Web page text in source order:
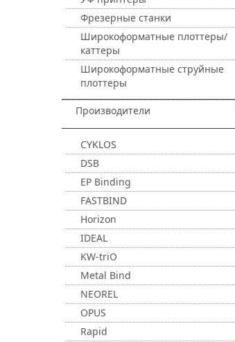
Фрезерные станки
Широкоформатные плоттеры/
каттеры
Широкоформатные струйные
плоттеры
Производители
CYKLOS
DSB
EP Binding
FASTBIND
Horizon
IDEAL
KW-triO
Metal Bind
NEOREL
OPUS
Rapid